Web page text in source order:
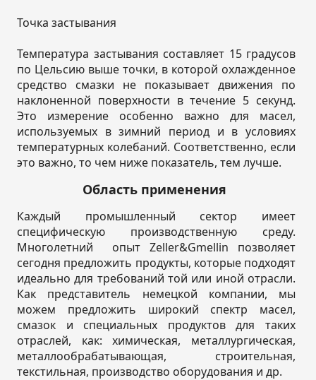
Точка застывания
Температура застывания составляет 15 градусов
по Цельсию выше точки, в которой охлажденное
средство смазки не показывает движения по
наклоненной поверхности в течение 5 секунд.
Это измерение особенно важно для масел,
используемых в зимний период и в условиях
температурных колебаний. Соответственно, если
это важно, то чем ниже показатель, тем лучше.
Область применения
Каждый промышленный сектор имеет
специфическую производственную среду.
Многолетний опыт Zeller&Gmellin позволяет
сегодня предложить продукты, которые подходят
идеально для требований той или иной отрасли.
Как представитель немецкой компании, мы
можем предложить широкий спектр масел,
смазок и специальных продуктов для таких
отраслей, как: химическая, металлургическая,
металлообрабатывающая, строительная,
текстильная, производство оборудования и др.